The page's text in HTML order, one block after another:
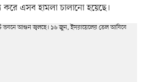
করে এসব হামলা চালানো হয়েছে।